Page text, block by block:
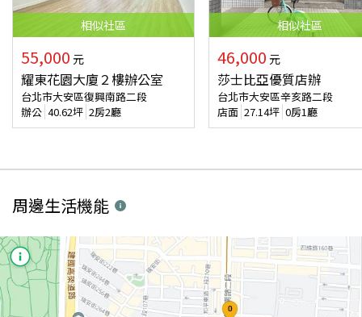
相似社區
55,000 元
耀東花園大廈２樓辦公室
台北市大安區復興南路二段
辦公 40.62坪 2房2廳
相似社區
46,000 元
莎士比亞優質店辦
台北市大安區辛亥路二段
店面 27.14坪 0房1廳
周邊生活機能